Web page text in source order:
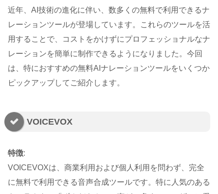
近年、AI技術の進化に伴い、数多くの無料で利用できるナ
レーションツールが登場しています。これらのツールを活
用することで、コストをかけずにプロフェッショナルなナ
レーションを簡単に制作できるようになりました。今回
は、特におすすめの無料AIナレーションツールをいくつか
ピックアップしてご紹介します。
VOICEVOX
特徴:
VOICEVOXは、商業利用および個人利用を問わず、完全
に無料で利用できる音声合成ツールです。特に人気のある